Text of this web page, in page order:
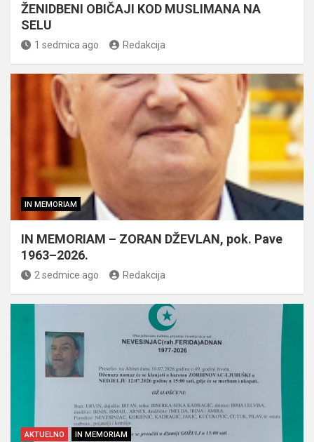
ŽENIDBENI OBIČAJI KOD MUSLIMANA NA
SELU
1 sedmica ago Redakcija
IN MEMORIAM
IN MEMORIAM – ZORAN DŽEVLAN, pok. Pave
1963–2026.
2 sedmice ago Redakcija
AKTUELNO IN MEMORIAM